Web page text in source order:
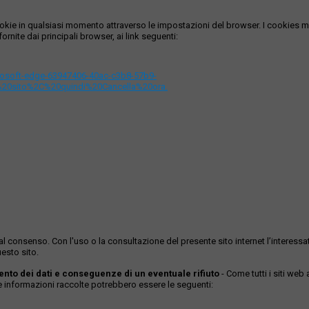
in qualsiasi momento attraverso le impostazioni del browser. I
dai principali browser, ai link seguenti:
edge-63947406-40ac-c3b8-57b9-
consenso. Con l'uso o la consultazione del presente sito internet
sito.
dei dati e conseguenze di un eventuale rifiuto - Come tutti i siti web
raccolte potrebbero essere le seguenti: